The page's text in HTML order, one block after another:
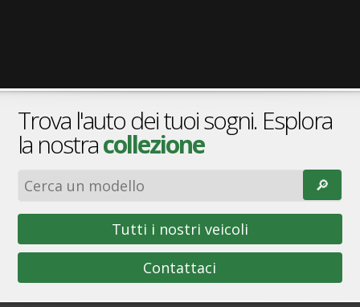
Trova l'auto dei tuoi sogni. Esplora
la nostracollezione
🔎︎
Tutti i nostri veicoli
Contattaci